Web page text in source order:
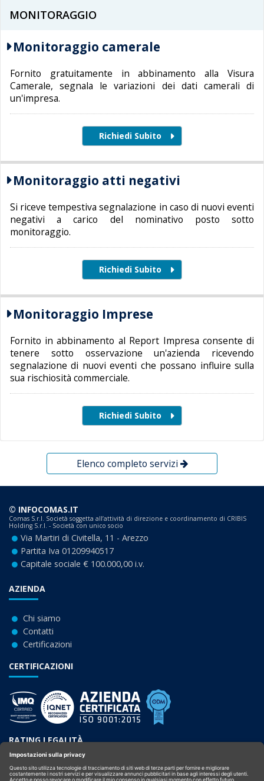
MONITORAGGIO
Monitoraggio camerale
Fornito gratuitamente in abbinamento alla Visura
Camerale, segnala le variazioni dei dati camerali di
un'impresa.
Monitoraggio atti negativi
Si riceve tempestiva segnalazione in caso di nuovi eventi
negativi a carico del nominativo posto sotto
monitoraggio.
Monitoraggio Imprese
Fornito in abbinamento al Report Impresa consente di
tenere sotto osservazione un'azienda ricevendo
segnalazione di nuovi eventi che possano influire sulla
sua rischiosità commerciale.
Elenco completo servizi
© INFOCOMAS.IT
Comas S.r.l. Società soggetta all’attività di direzione e coordinamento di CRIBIS
Holding S.r.l. - Società con unico socio
Via Martiri di Civitella, 11 - Arezzo
Partita Iva 01209940517
Capitale sociale € 100.000,00 i.v.
AZIENDA
Chi siamo
Contatti
Certificazioni
CERTIFICAZIONI
RATING LEGALITÀ